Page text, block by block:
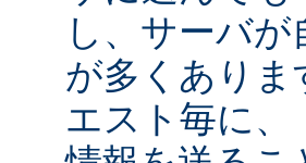
し、サーバ
が多くあり
エスト毎に